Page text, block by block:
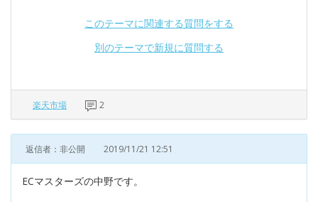
このテーマに関連する質問をする
別のテーマで新規に質問する
楽天市場 2
返信者：非公開 2019/11/21 12:51
ECマスターズの中野です。